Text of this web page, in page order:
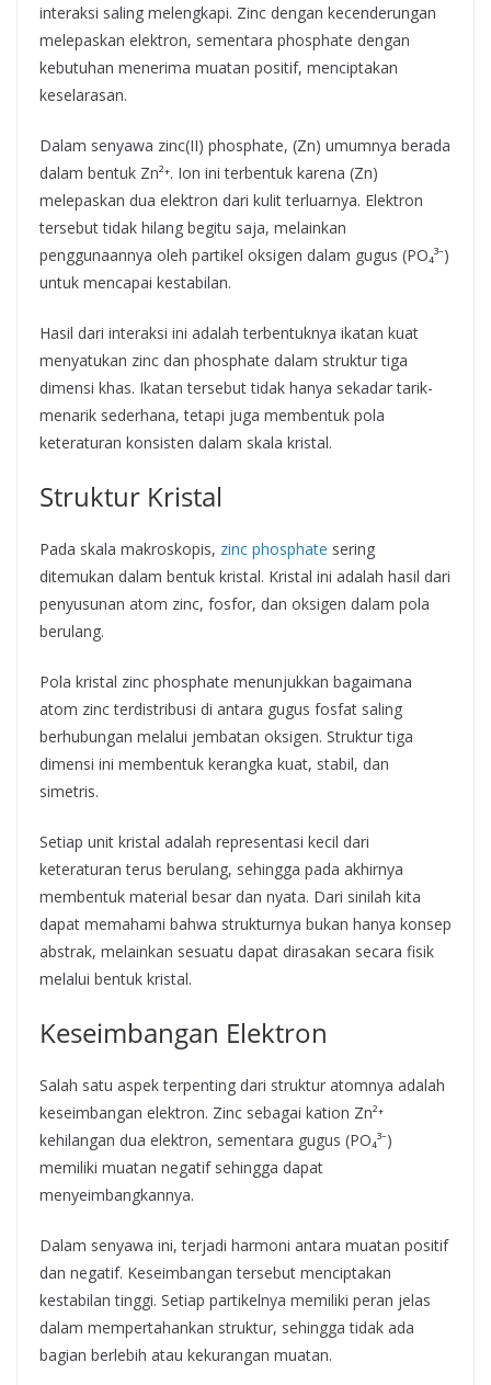
interaksi saling melengkapi. Zinc dengan kecenderungan
melepaskan elektron, sementara phosphate dengan
kebutuhan menerima muatan positif, menciptakan
keselarasan.
Dalam senyawa zinc(II) phosphate, (Zn) umumnya berada
dalam bentuk Zn²⁺. Ion ini terbentuk karena (Zn)
melepaskan dua elektron dari kulit terluarnya. Elektron
tersebut tidak hilang begitu saja, melainkan
penggunaannya oleh partikel oksigen dalam gugus (PO₄³⁻)
untuk mencapai kestabilan.
Hasil dari interaksi ini adalah terbentuknya ikatan kuat
menyatukan zinc dan phosphate dalam struktur tiga
dimensi khas. Ikatan tersebut tidak hanya sekadar tarik-
menarik sederhana, tetapi juga membentuk pola
keteraturan konsisten dalam skala kristal.
Struktur Kristal
Pada skala makroskopis, zinc phosphate sering
ditemukan dalam bentuk kristal. Kristal ini adalah hasil dari
penyusunan atom zinc, fosfor, dan oksigen dalam pola
berulang.
Pola kristal zinc phosphate menunjukkan bagaimana
atom zinc terdistribusi di antara gugus fosfat saling
berhubungan melalui jembatan oksigen. Struktur tiga
dimensi ini membentuk kerangka kuat, stabil, dan
simetris.
Setiap unit kristal adalah representasi kecil dari
keteraturan terus berulang, sehingga pada akhirnya
membentuk material besar dan nyata. Dari sinilah kita
dapat memahami bahwa strukturnya bukan hanya konsep
abstrak, melainkan sesuatu dapat dirasakan secara fisik
melalui bentuk kristal.
Keseimbangan Elektron
Salah satu aspek terpenting dari struktur atomnya adalah
keseimbangan elektron. Zinc sebagai kation Zn²⁺
kehilangan dua elektron, sementara gugus (PO₄³⁻)
memiliki muatan negatif sehingga dapat
menyeimbangkannya.
Dalam senyawa ini, terjadi harmoni antara muatan positif
dan negatif. Keseimbangan tersebut menciptakan
kestabilan tinggi. Setiap partikelnya memiliki peran jelas
dalam mempertahankan struktur, sehingga tidak ada
bagian berlebih atau kekurangan muatan.